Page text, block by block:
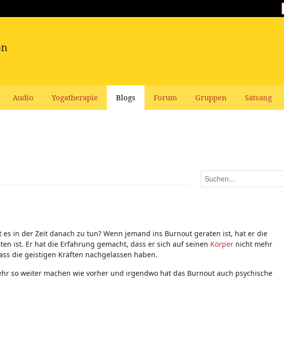
Audio Yogatherapie Blogs Forum Gruppen Satsang
es in der Zeit danach zu tun? Wenn jemand ins Burnout geraten ist, hat er die
ist. Er hat die Erfahrung gemacht, dass er sich auf seinen Körper nicht mehr
die geistigen Kräften nachgelassen haben.
so weiter machen wie vorher und irgendwo hat das Burnout auch psychische